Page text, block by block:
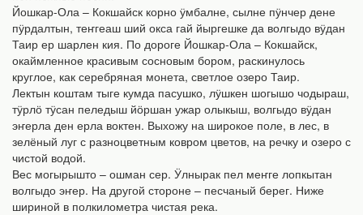
Йошкар-Ола – Кокшайск корно ӱмбалне, сылне пӱнчер дене
пӱрдалтын, теҥгеаш ший окса гай йыргешке да волгыдо вӱдан
Таир ер шарлен кия. По дороге Йошкар-Ола – Кокшайск,
окаймленное красивым сосновым бором, раскинулось
круглое, как серебряная монета, светлое озеро Таир.
Лектын коштам тыге кумда пасушко, лӱшкен шогышо чодыраш,
тӱрлӧ тӱсан пеледыш йӧршан ужар олыкыш, волгыдо вӱдан
эҥерла ден ерла воктен. Выхожу на широкое поле, в лес, в
зелёный луг с разноцветным ковром цветов, на речку и озеро с
чистой водой.
Вес могырышто – ошман сер. Ӱлнырак пел меҥге лопкытан
волгыдо эҥер. На другой стороне – песчаный берег. Ниже
шириной в полкилометра чистая река.